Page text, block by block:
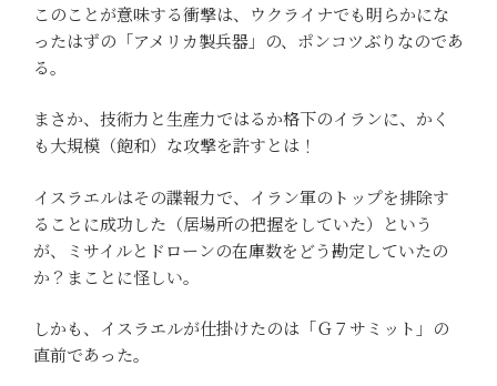
このことが意味する衝撃は、ウクライナでも明らかにな
ったはずの「アメリカ製兵器」の、ポンコツぶりなのであ
る。
まさか、技術力と生産力ではるか格下のイランに、かく
も大規模（飽和）な攻撃を許すとは！
イスラエルはその諜報力で、イラン軍のトップを排除す
ることに成功した（居場所の把握をしていた）という
が、ミサイルとドローンの在庫数をどう勘定していたの
か？まことに怪しい。
しかも、イスラエルが仕掛けたのは「Ｇ７サミット」の
直前であった。